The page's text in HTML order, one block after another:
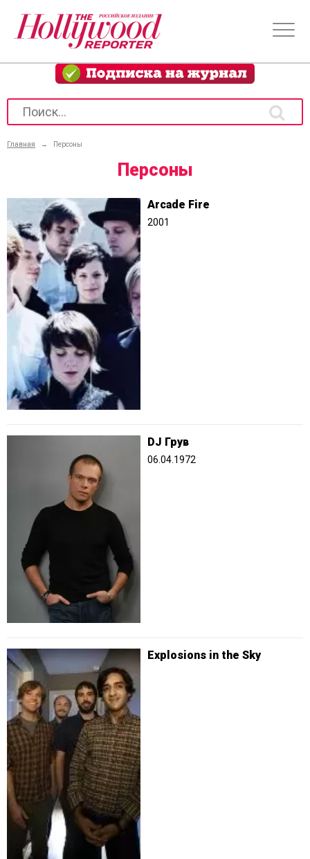
Главная → Персоны
Персоны
Arcade Fire
2001
DJ Грув
06.04.1972
Explosions in the Sky